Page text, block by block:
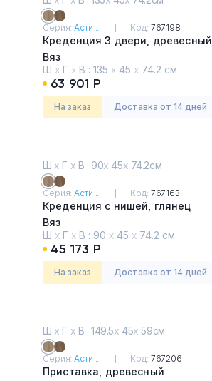
Серия:Асти ... Код: 767198
Креденция 3 двери, древесный
Вяз
Ш х Г х В : 135 х 45 х 74.2 см
63 901 Р
На заказ Доставка от 14 дней
Ш х Г х В : 90х 45х 74.2см
Серия:Асти ... Код: 767163
Креденция с нишей, глянец
Вяз
Ш х Г х В : 90 х 45 х 74.2 см
45 173 Р
На заказ Доставка от 14 дней
Ш х Г х В : 149.5х 45х 59см
Серия:Асти ... Код: 767206
Приставка, древесный